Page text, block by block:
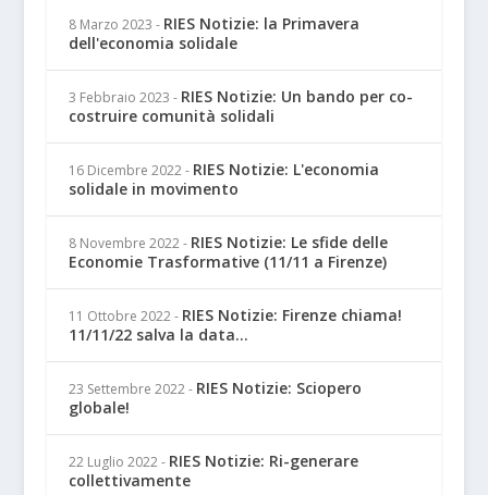
8 Marzo 2023 - RIES Notizie: la Primavera
dell'economia solidale
3 Febbraio 2023 - RIES Notizie: Un bando per co-
costruire comunità solidali
16 Dicembre 2022 - RIES Notizie: L'economia
solidale in movimento
8 Novembre 2022 - RIES Notizie: Le sfide delle
Economie Trasformative (11/11 a Firenze)
11 Ottobre 2022 - RIES Notizie: Firenze chiama!
11/11/22 salva la data...
23 Settembre 2022 - RIES Notizie: Sciopero
globale!
22 Luglio 2022 - RIES Notizie: Ri-generare
collettivamente